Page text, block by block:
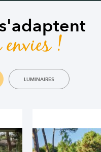
!
LUMINAIRES